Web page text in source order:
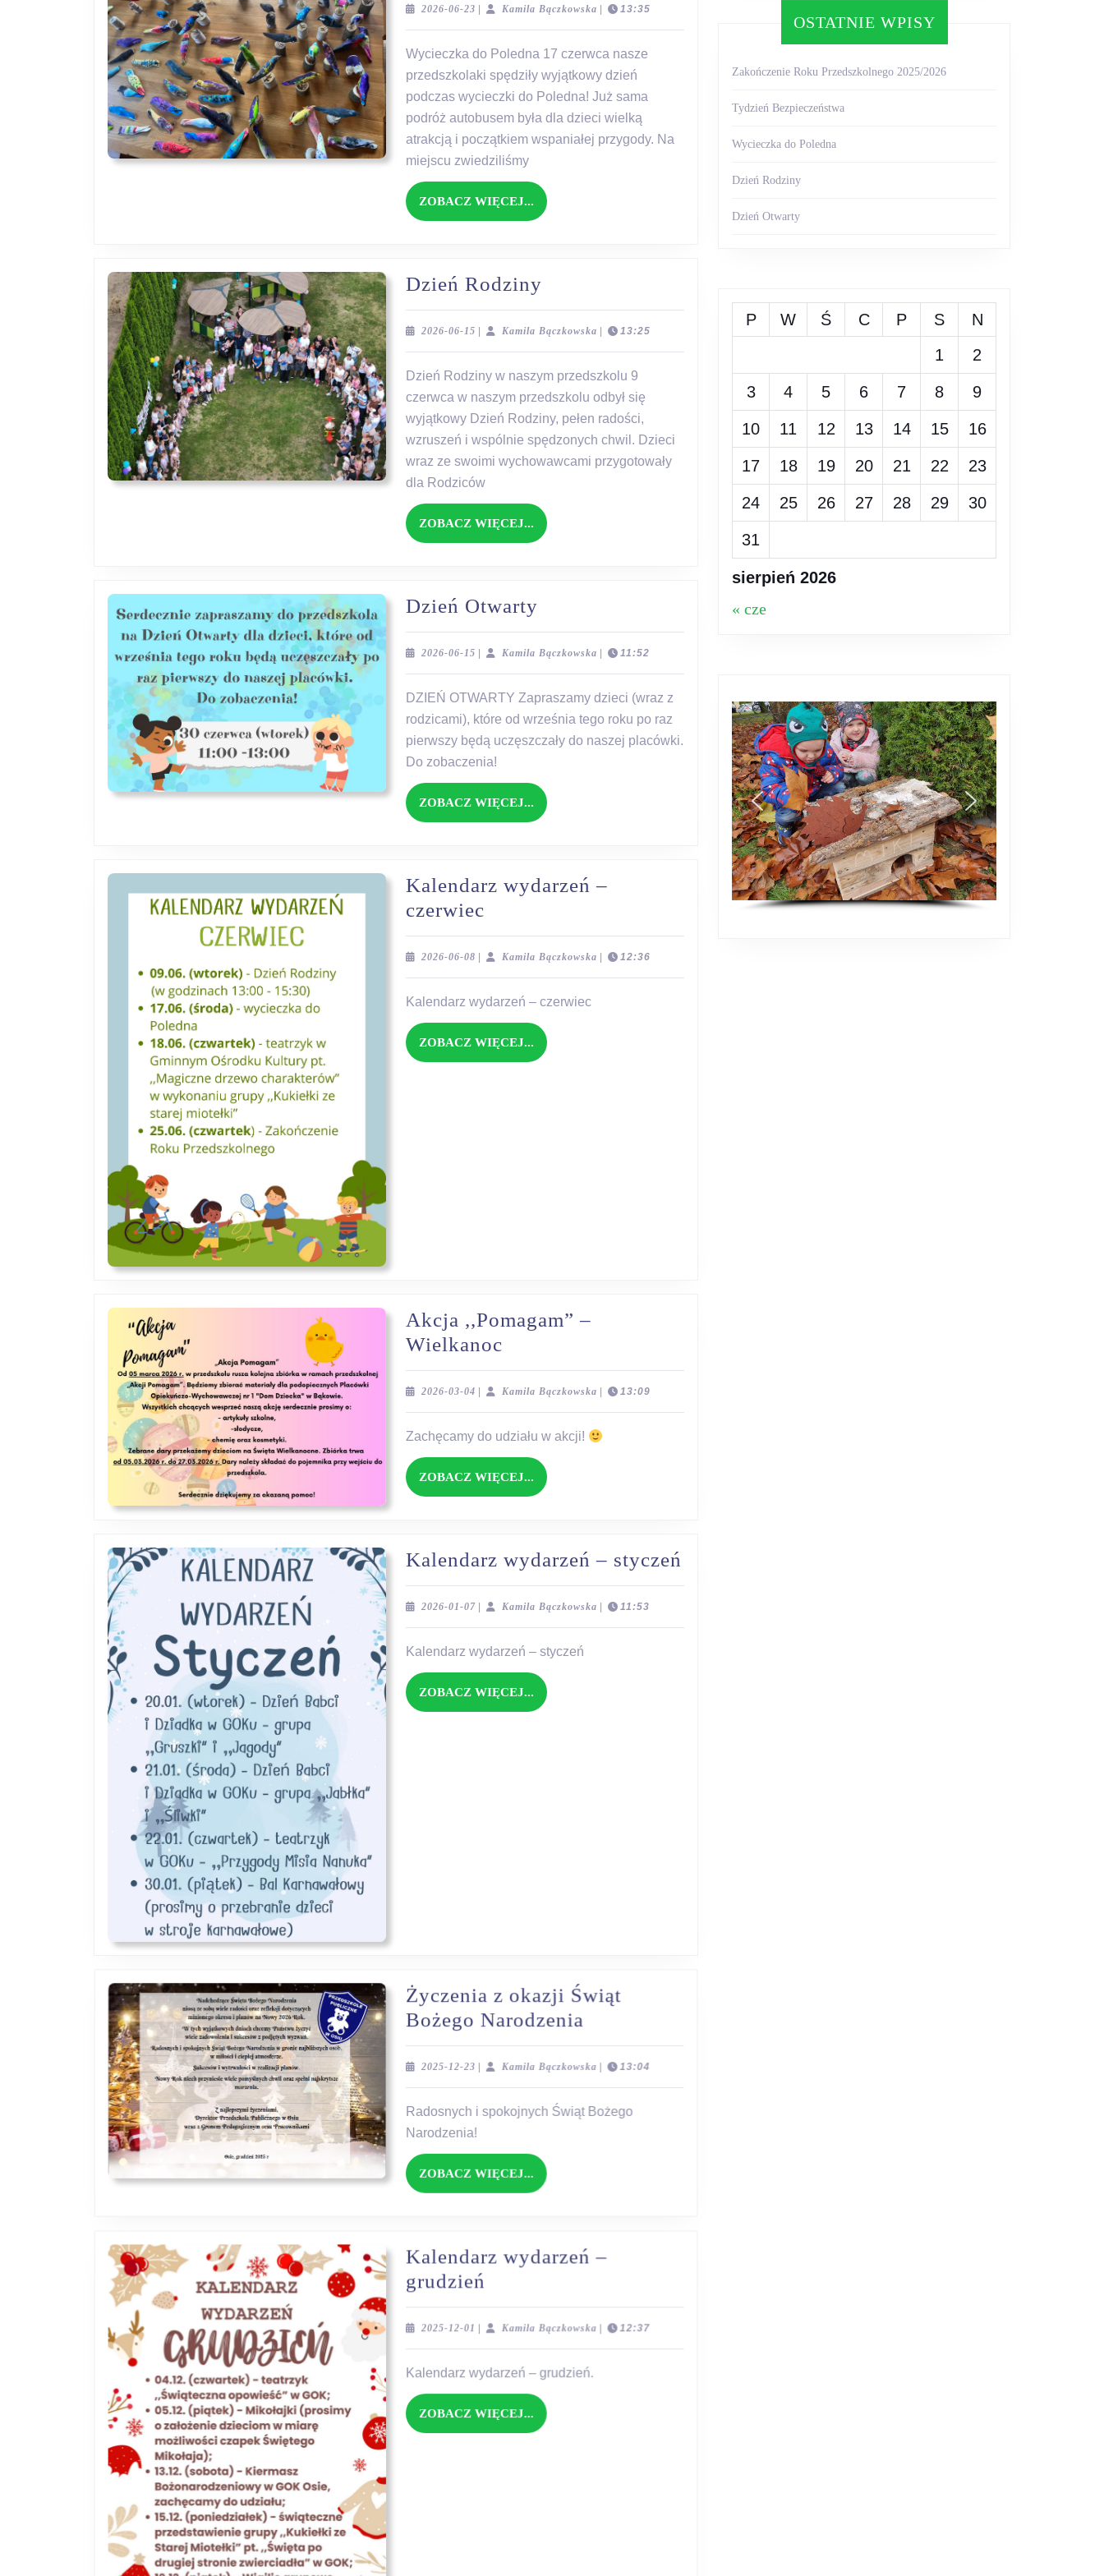
Poledna
2026-06-23 2026- Kamila BączkowskaKamila13:35
Wycieczka do Poledna 17 czerwca nasze
przedszkolaki spędziły wyjątkowy dzień
podczas wycieczki do Poledna! Już sama
podróż autobusem była dla dzieci wielką
atrakcją i początkiem wspaniałej przygody. Na
miejscu zwiedziliśmy
ZOBACZ WIĘCEJ... ZOBACZ
WIĘCEJ...
Dzień Rodziny
Rodziny
2026-06-15 2026- Kamila BączkowskaKamila13:25
Dzień Rodziny w naszym przedszkolu 9
czerwca w naszym przedszkolu odbył się
wyjątkowy Dzień Rodziny, pełen radości,
wzruszeń i wspólnie spędzonych chwil. Dzieci
wraz ze swoimi wychowawcami przygotowały
dla Rodziców
ZOBACZ WIĘCEJ... ZOBACZ
WIĘCEJ...
Dzień Otwarty
Otwarty
2026-06-15 2026- Kamila BączkowskaKamila11:52
DZIEŃ OTWARTY Zapraszamy dzieci (wraz z
rodzicami), które od września tego roku po raz
pierwszy będą uczęszczały do naszej placówki.
Do zobaczenia!
ZOBACZ WIĘCEJ... ZOBACZ
WIĘCEJ...
Kalendarz wydarzeń –
czerwiec
wydarzeń
–
czerwiec
2026-06-08 2026- Kamila BączkowskaKamila12:36
Kalendarz wydarzeń – czerwiec
ZOBACZ WIĘCEJ... ZOBACZ
WIĘCEJ...
Akcja ,,Pomagam” –
Wielkanoc
,,Pomagam”
–
Wielkanoc
2026-03-04 2026- Kamila BączkowskaKamila13:09
Zachęcamy do udziału w akcji!
ZOBACZ WIĘCEJ... ZOBACZ
WIĘCEJ...
Kalendarz wydarzeń – styczeń
wydarzeń
styczeń
2026-01-072026- Kamila BączkowskaKamila11:53
Kalendarz wydarzeń – styczeń
ZOBACZ WIĘCEJ... ZOBACZ
WIĘCEJ...
Życzenia z okazji Świąt
Bożego Narodzenia
okazji
Świąt
Bożego
2025-12-23 2025- Kamila BączkowskaKamila13:04
Radosnych i spokojnych Świąt Bożego
Narodzenia!
ZOBACZ WIĘCEJ... ZOBACZ
WIĘCEJ...
Kalendarz wydarzeń –
grudzień
–
2025-12-01 2025- Kamila BączkowskaKamila12:37
Kalendarz wydarzeń – grudzień.
ZOBACZ WIĘCEJ... ZOBACZ
WIĘCEJ...
OSTATNIE WPISY
Zakończenie Roku Przedszkolnego 2025/2026
Tydzień Bezpieczeństwa
Wycieczka do Poledna
Dzień Rodziny
Dzień Otwarty
sierpień 2026
P W Ś C P S
N
1
2
3 4 5 6 7 8 9
10 11 12 13 14 15 16
17 18 19 20 21 22 23
24 25 26 27 28 29 30
31
« cze